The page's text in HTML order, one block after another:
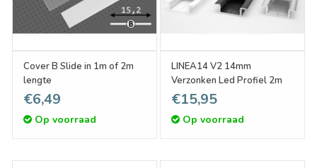
Cover B Slide in 1m of 2m
lengte
€6,49
Op voorraad
LINEA14 V2 14mm
Verzonken Led Profiel 2m
€15,95
Op voorraad